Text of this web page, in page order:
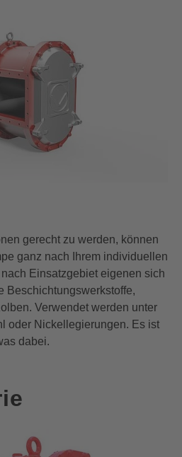
gerecht zu werden, können
ganz nach Ihrem individuellen
nach Einsatzgebiet eigenen sich
Beschichtungswerkstoffe,
Verwendet werden unter
oder Nickellegierungen. Es ist
dabei.